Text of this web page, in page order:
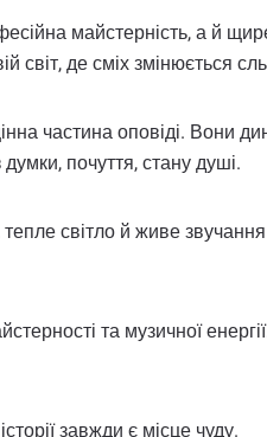
майстерність, а й
де сміх змінюється
частина оповіді. Вони
почуття, стану душі.
тепле світло й живе
та музичної
завжди є місце чуду.